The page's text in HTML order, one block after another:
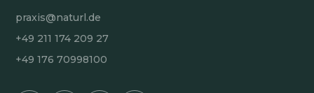
praxis@naturl.de
+49 211 174 209 27
+49 176 70998100